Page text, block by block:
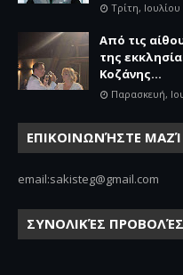
Τρίτη,
Από τις
της
Κοζάνης...
Παρασκευή,
ΕΠΙΚΟΙΝΩΝΉΣΤΕ
email:sakisteg@gmail.com
ΣΥΝΟΛΙΚΈΣ